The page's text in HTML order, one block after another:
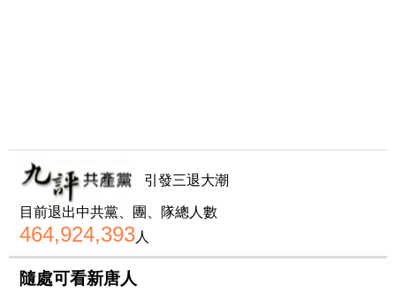
引發三退大潮
目前退出中共黨、團、隊總人數
464,924,393人
隨處可看新唐人